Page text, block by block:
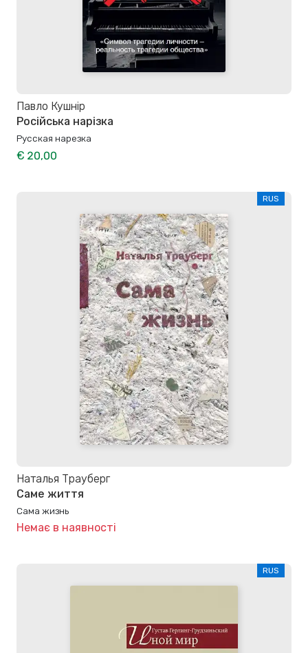
Павло Кушнір
Російська нарізка
Русская нарезка
€ 20,00
RUS
Наталья Трауберг
Саме життя
Сама жизнь
Немає в наявності
RUS